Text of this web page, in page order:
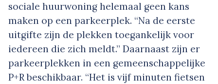
sociale huurwoning helemaal geen kans
maken op een parkeerplek. “Na de eerste
uitgifte zijn de plekken toegankelijk voor
iedereen die zich meldt.” Daarnaast zijn er
parkeerplekken in een gemeenschappelijke
P+R beschikbaar. “Het is vijf minuten fietsen